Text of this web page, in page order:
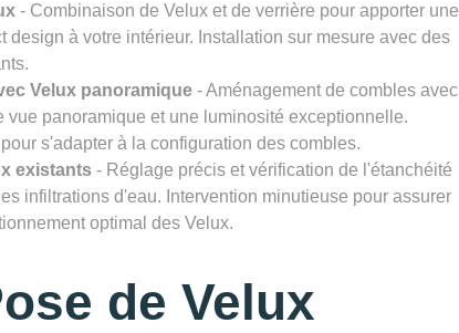
- Combinaison de Velux et de verrière pour apporter une
design à votre intérieur. Installation sur mesure avec des
Velux panoramique - Aménagement de combles avec
vue panoramique et une luminosité exceptionnelle.
s'adapter à la configuration des combles.
existants - Réglage précis et vérification de l'étanchéité
infiltrations d'eau. Intervention minutieuse pour assurer
optimal des Velux.
de Velux